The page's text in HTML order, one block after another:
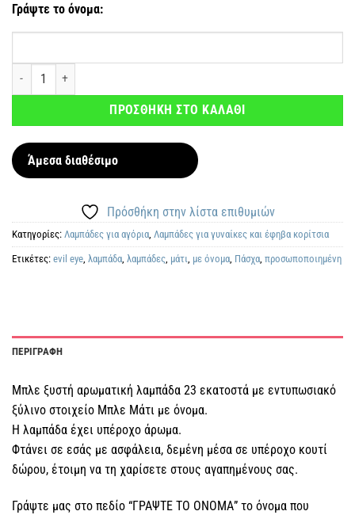
Γράψτε το όνομα:
Λαμπάδα Μπλε Μάτι με όνομα ποσότητα
ΠΡΟΣΘΗΚΗ ΣΤΟ ΚΑΛΑΘΙ
Άμεσα διαθέσιμο
Πρόσθήκη στην λίστα επιθυμιών
Κατηγορίες: Λαμπάδες για αγόρια Λαμπάδες για γυναίκες και έφηβα κορίτσια
Ετικέτες: evil eye λαμπάδα λαμπάδες μάτι με όνομα Πάσχα προσωποποιημένη
ΠΕΡΙΓΡΑΦΗ
Μπλε ξυστή αρωματική λαμπάδα 23 εκατοστά με εντυπωσιακό
ξύλινο στοιχείο Μπλε Μάτι με όνομα.
Η λαμπάδα έχει υπέροχο άρωμα.
Φτάνει σε εσάς με ασφάλεια, δεμένη μέσα σε υπέροχο κουτί
δώρου, έτοιμη να τη χαρίσετε στους αγαπημένους σας.
Γράψτε μας στο πεδίο “ΓΡΑΨΤΕ ΤΟ ΟΝΟΜΑ” το όνομα που